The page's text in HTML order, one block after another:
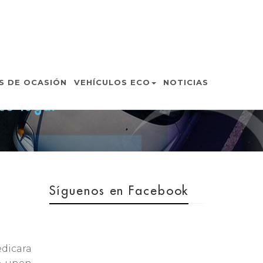
DE OCASIÓN VEHÍCULOS ECO NOTICIAS
lugar
Síguenos en Facebook